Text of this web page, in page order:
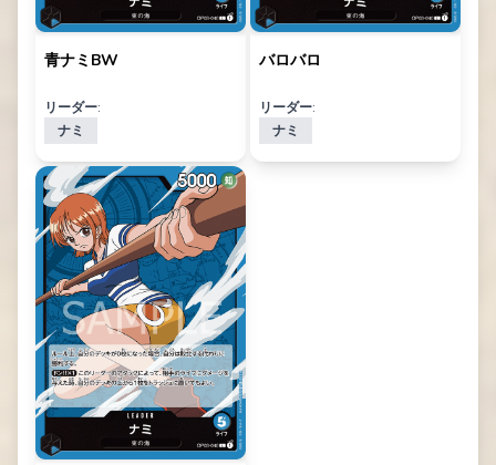
青ナミBW
リーダー:
ナミ
バロバロ
リーダー:
ナミ